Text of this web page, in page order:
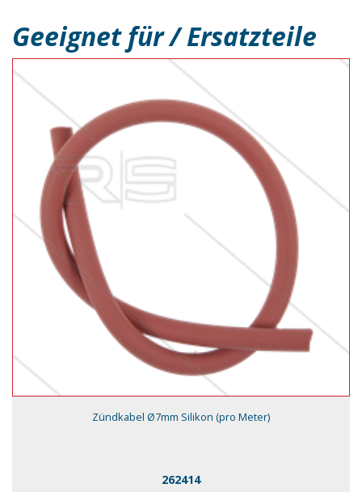
Geeignet für / Ersatzteile
Zündkabel Ø7mm Silikon (pro Meter)
262414